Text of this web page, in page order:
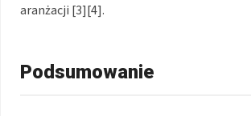
aranżacji [3][4].
Podsumowanie